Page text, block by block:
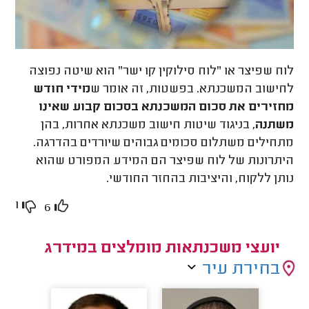
לוח שפיצר או "לוח סילוקין קו ישר" הוא שיטה נפוצה
לחישוב המשכנתא. בפשטות, זה אומר שמידי חודש
מחזירים את סכום המשכנתא בסכום קבוע שאינו
משתנה, בניגוד שיטות חישוב משכנתא אחרות, בהן
מתחילים משתלום סכומים גבוהים שיורדים בהדרגה.
היתרונות של לוח שפיצר הם המידע המפורט שהוא
נותן ללקוח, והיציבות בהחזר החודשי.
6
1
יועצי משכנתאות מומלצים במידרג
בחירת עיר